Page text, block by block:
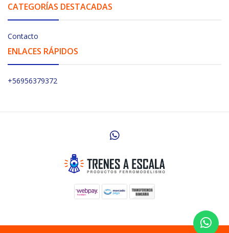
CATEGORÍAS DESTACADAS
Contacto
ENLACES RÁPIDOS
+56956379372